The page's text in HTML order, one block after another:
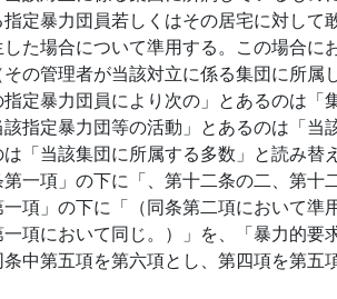
定暴力団員若しくはその居宅に対して
た場合について準用する。この場合に
の管理者が当該対立に係る集団に所属
定暴力団員により次の」とあるのは「
指定暴力団等の活動」とあるのは「当
「当該集団に所属する多数」と読み替
一項」の下に「、第十二条の二、第十
項」の下に「（同条第二項において準
項において同じ。）」を、「暴力的要
中第五項を第六項とし、第四項を第五